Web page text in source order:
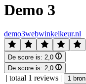
Demo 3
demo3webwinkelkeur.nl
De score is: 2,0
De score is: 2,0
| totaal 1 reviews | 1 bron